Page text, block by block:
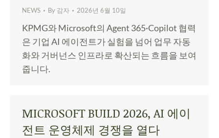
NEWS By 감자 2026년 6월 10일
KPMG와 Microsoft의 Agent 365·Copilot 협력
은 기업 AI 에이전트가 실험을 넘어 업무 자동
화와 거버넌스 인프라로 확산되는 흐름을 보여
줍니다.
MICROSOFT BUILD 2026, AI 에이
전트 운영체제 경쟁을 열다